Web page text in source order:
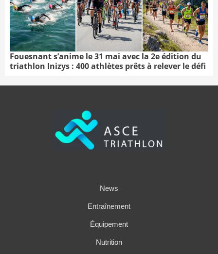
Fouesnant s’anime le 31 mai avec la 2e édition du
triathlon Inizys : 400 athlètes prêts à relever le défi
News
Entraînement
Équipement
Nutrition